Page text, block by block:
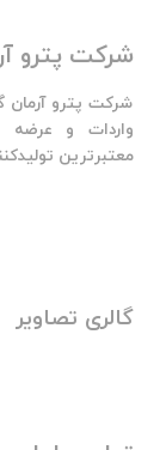
شرکت پترو
شرکت پترو آرمان
واردات و عرضه
معتبرترین
گالری تصاویر